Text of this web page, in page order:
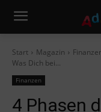
Start Magazin
Was Dich bei...
Finanzen
4 Phasen